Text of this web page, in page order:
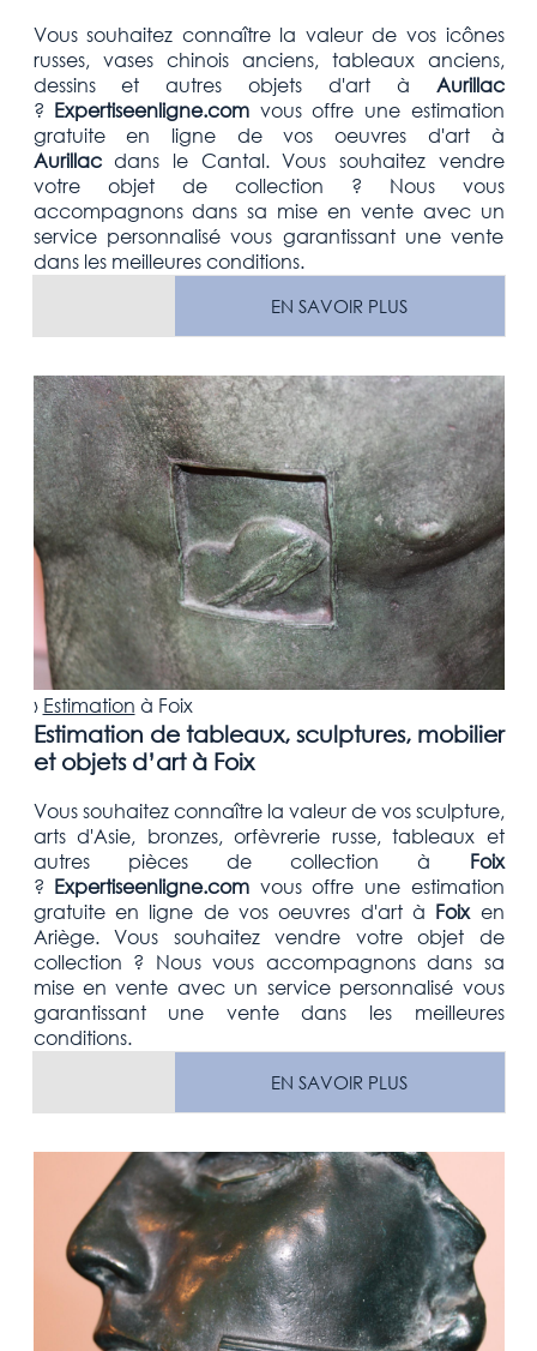
Vous souhaitez connaître la valeur de vos icônes
russes, vases chinois anciens, tableaux anciens,
dessins et autres objets d'art à
Aurillac
? Expertiseenligne.com vous offre une estimation
gratuiteen ligne de vos oeuvres d'art à
Aurillacdans le Cantal. Vous souhaitez vendre
votreobjet de collection ? Nous vous
accompagnons dans sa mise en vente avec un
service personnalisé vous garantissant une vente
dans les meilleures conditions.
EN SAVOIR PLUS
› Estimation à Foix
Estimation de tableaux, sculptures, mobilier
et objets d’art à Foix
Vous souhaitez connaître la valeur de vos sculpture,
arts d'Asie, bronzes, orfèvrerie russe, tableaux et
autres pièces de collectionà
Foix
? Expertiseenligne.com vous offre une estimation
gratuiteen ligne de vos oeuvres d'art à Foix en
Ariège. Vous souhaitez vendre votreobjet de
collection ? Nous vous accompagnons dans sa
mise en vente avec un service personnalisé vous
garantissant une vente dans les meilleures
conditions.
EN SAVOIR PLUS